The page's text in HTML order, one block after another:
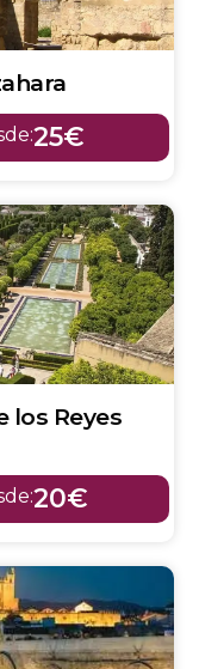
25€
los Reyes
20€